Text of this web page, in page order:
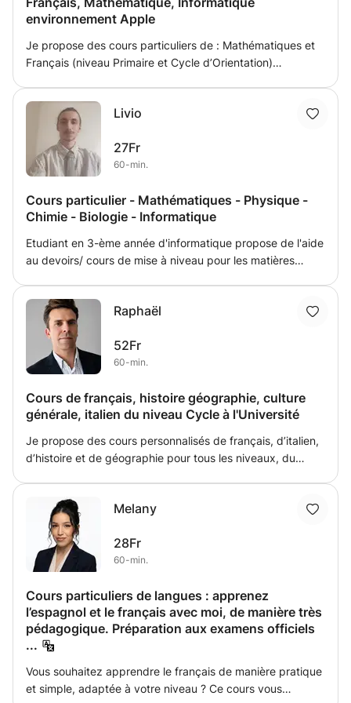
l’encadrement de jeunes, je peux accompagner les élèves
avec méthode et bienveillance, que ce soit pour un suivi
ponctuel.
environnement Apple
Je propose des cours particuliers de : Mathématiques et
Français (niveau Primaire et Cycle d’Orientation)
progressifs, à domicile ou en ligne. Motivé à faire
progresser vos enfants ? Contactez-moi pour plus
d’informations !
Livio
27Fr
60-min.
Cours particulier - Mathématiques - Physique -
Chimie - Biologie - Informatique
Etudiant en 3-ème année d'informatique propose de l'aide
au devoirs/ cours de mise à niveau pour les matières
comprendre les acquis de l'élève et solidifier les bases
avant d'avancer sur des concepts plus complexes. Je
peux donner des devoirs où non, je m'adapte à la situation
et aux besoins de chaque élève.
Raphaël
52Fr
60-min.
Cours de français, histoire géographie, culture
générale, italien du niveau Cycle à l'Université
Je propose des cours personnalisés de français, d’italien,
d’histoire et de géographie pour tous les niveaux, du
objectifs de l’élève : remise à niveau, préparation aux
examens, amélioration de l’expression orale et écrite,
approfondissement culturel ou apprentissage d’une
langue. Ma méthode repose sur des explications claires,
échanges interactifs. Enseignant diplômé et expérimenté,
je privilégie une pédagogie bienveillante, rigoureuse et
dynamique, permettant à chacun de progresser avec
confiance et autonomie.
Melany
28Fr
60-min.
Cours particuliers de langues : apprenez
l’espagnol et le français avec moi, de manière très
pédagogique. Préparation aux examens officiels
...
Vous souhaitez apprendre le français de manière pratique
et simple, adaptée à votre niveau ? Ce cours vous